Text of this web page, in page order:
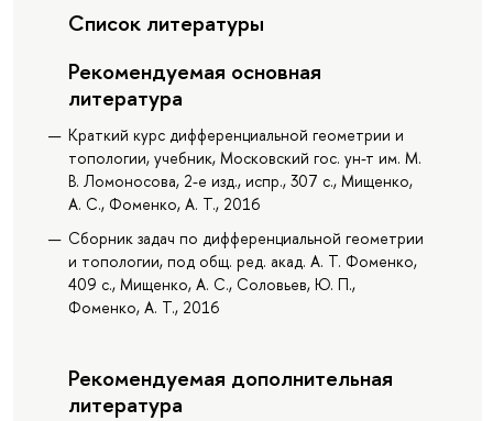
Список литературы
Рекомендуемая основная
литература
Краткий курс дифференциальной геометрии и
топологии, учебник, Московский гос. ун-т им. М.
В. Ломоносова, 2-е изд., испр., 307 с., Мищенко,
А. С., Фоменко, А. Т., 2016
Сборник задач по дифференциальной геометрии
и топологии, под общ. ред. акад. А. Т. Фоменко,
409 с., Мищенко, А. С., Соловьев, Ю. П.,
Фоменко, А. Т., 2016
Рекомендуемая дополнительная
литература